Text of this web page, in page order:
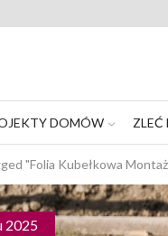
DOMÓW ZLEĆ
"folia Kubełkowa
2025